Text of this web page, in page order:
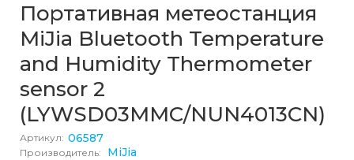
Портативная метеостанция
MiJia Bluetooth Temperature
and Humidity Thermometer
sensor 2
(LYWSD03MMC/NUN4013CN)
Артикул: 06587
Производитель: MiJia